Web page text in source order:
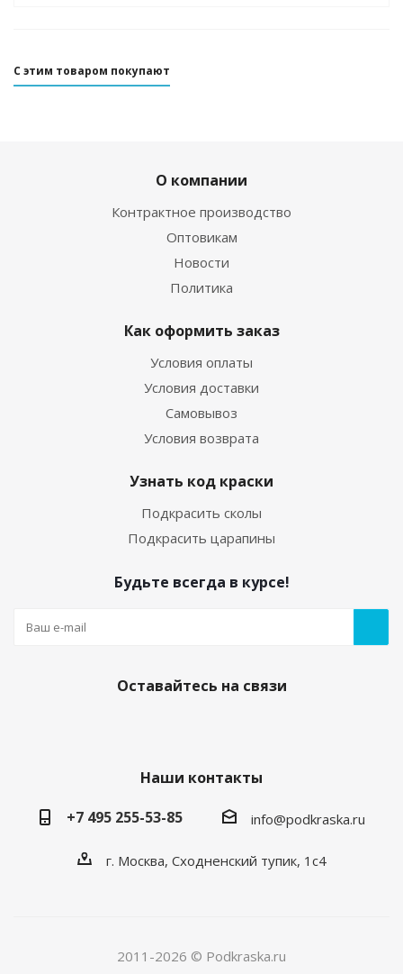
С этим товаром покупают
О компании
Контрактное производство
Оптовикам
Новости
Политика
Как оформить заказ
Условия оплаты
Условия доставки
Самовывоз
Условия возврата
Узнать код краски
Подкрасить сколы
Подкрасить царапины
Будьте всегда в курсе!
Оставайтесь на связи
Наши контакты
+7 495 255-53-85
info@podkraska.ru
г. Москва, Сходненский тупик, 1с4
2011-2026 © Podkraska.ru